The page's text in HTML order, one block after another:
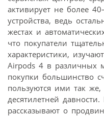
активирует не более
устройства, ведь
жестах и
что покупатели
характеристики,
Airpods 4 в различных
покупки большинство
пользуются ими так
десятилетней
рассказывают о